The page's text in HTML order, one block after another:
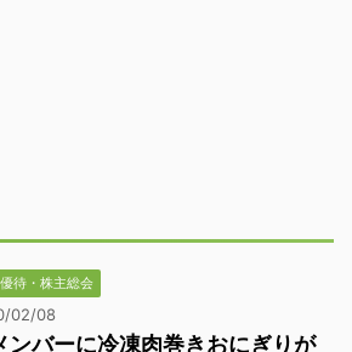
待・株主総会
02/08
ンバーに冷凍肉巻きおにぎりが